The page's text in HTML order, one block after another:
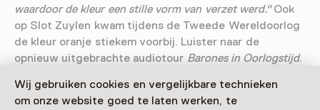
Wij gebruiken cookies en vergelijkbare technieken
om onze website goed te laten werken, te
waardoor de kleur een stille vorm van verzet werd."Ook
op Slot Zuylen kwam tijdens de Tweede Wereldoorlog
de kleur oranje stiekem voorbij. Luister naar de
opnieuw uitgebrachte audiotour Barones in Oorlogstijd.
Dompel je onder in het leven van de bewoners uit deze
tijd en leer meer over de belangrijke rol van het kasteel